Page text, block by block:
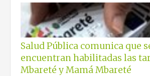
CARACTERIZACIÓN DE MUNICIPIOS
CONTACTO
Salud Pública comunica que
encuentran habilitadas las
Mbareté y Mamá Mbareté